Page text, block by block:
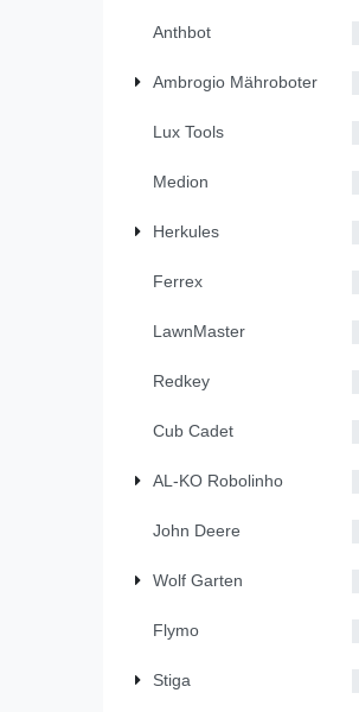
Anthbot
Ambrogio Mähroboter
Lux Tools
Medion
Herkules
Ferrex
LawnMaster
Redkey
Cub Cadet
AL-KO Robolinho
John Deere
Wolf Garten
Flymo
Stiga